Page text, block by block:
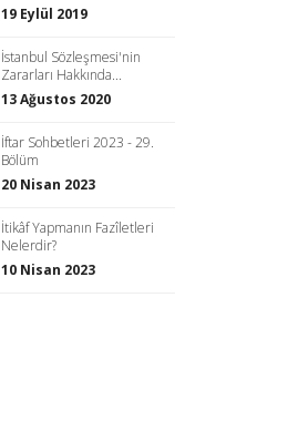
19 Eylül 2019
İstanbul Sözleşmesi'nin
Zararları Hakkında...
13 Ağustos 2020
İftar Sohbetleri 2023 - 29.
Bölüm
20 Nisan 2023
İtikâf Yapmanın Fazîletleri
Nelerdir?
10 Nisan 2023